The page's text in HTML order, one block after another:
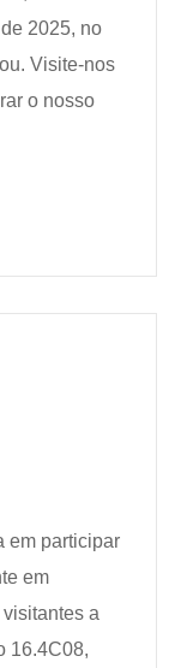
2025, no
Visite-nos
o nosso
em participar
em
a
16.4C08,